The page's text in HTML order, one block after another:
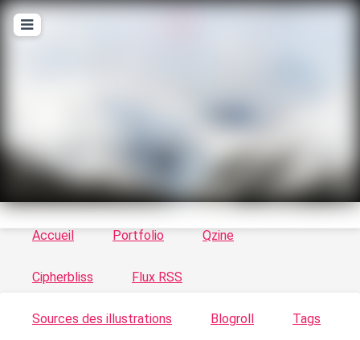
Le vortex à chats - Illustrations, trucs en tout
genre par Tykayn
Accueil Portfolio Qzine
Cipherbliss Flux RSS
Sources des illustrations Blogroll Tags